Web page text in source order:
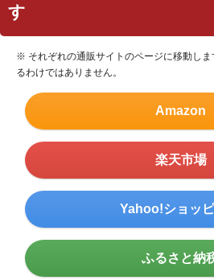
す
※ それぞれの通販サイトのページに移動し
るわけではありません。
Amazon
楽天市場
Yahoo!ショッ
ふるさと納